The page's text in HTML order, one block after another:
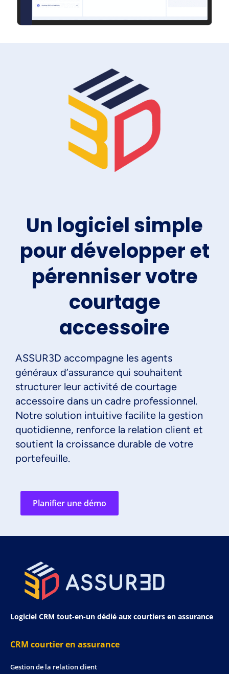
Un logiciel simple
pour développer et
pérenniser votre
courtage
accessoire
ASSUR3D accompagne les agents
généraux d’assurance qui souhaitent
structurer leur activité de courtage
accessoire dans un cadre professionnel.
Notre solution intuitive facilite la gestion
quotidienne, renforce la relation client et
soutient la croissance durable de votre
portefeuille.
Planifier une démo
Logiciel CRM tout-en-un dédié aux courtiers en assurance
CRM courtier en assurance
Gestion de la relation client